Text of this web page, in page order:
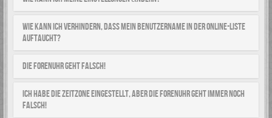
Wie kann ich verhindern, dass mein Benutzername in der Online-Liste
auftaucht?
Die Forenuhr geht falsch!
Ich habe die Zeitzone eingestellt, aber die Forenuhr geht immer noch
falsch!